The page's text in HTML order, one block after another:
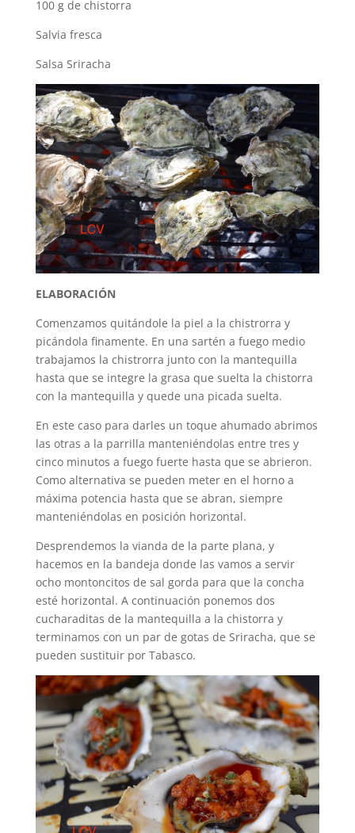
100 g de chistorra
Salvia fresca
Salsa Sriracha
ELABORACIÓN
Comenzamos quitándole la piel a la chistrorra y
picándola finamente. En una sartén a fuego medio
trabajamos la chistrorra junto con la mantequilla
hasta que se integre la grasa que suelta la chistorra
con la mantequilla y quede una picada suelta.
En este caso para darles un toque ahumado abrimos
las otras a la parrilla manteniéndolas entre tres y
cinco minutos a fuego fuerte hasta que se abrieron.
Como alternativa se pueden meter en el horno a
máxima potencia hasta que se abran, siempre
manteniéndolas en posición horizontal.
Desprendemos la vianda de la parte plana, y
hacemos en la bandeja donde las vamos a servir
ocho montoncitos de sal gorda para que la concha
esté horizontal. A continuación ponemos dos
cucharaditas de la mantequilla a la chistorra y
terminamos con un par de gotas de Sriracha, que se
pueden sustituir por Tabasco.